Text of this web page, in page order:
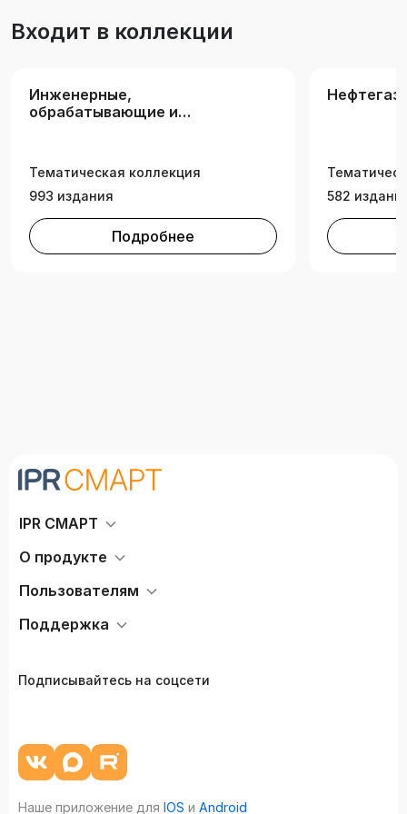
дипломного проектирования. Также может
квалификации.
Входит в коллекции
Инженерные,
обрабатывающие и
Тематическая коллекция
993 издания
Подробнее
582
IPR СМАРТ
О продукте
Пользователям
Поддержка
Подписывайтесь на соцсети
Наше приложение для IOS и Android